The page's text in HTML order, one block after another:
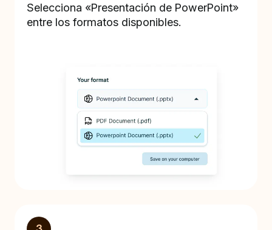
Selecciona «Presentación de PowerPoint»
entre los formatos disponibles.